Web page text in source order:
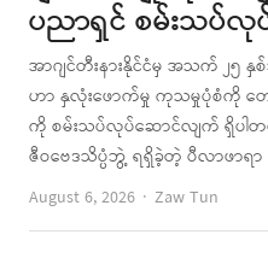
ပညာရှင် စမ်းသပ်လု
အာဂျင်တီးနားနိုင်ငံမှ အသက် ၂၅
ဟာ နှလုံးဖောက်မှု ကုသမှုပုံစံကို တေ
ကို စမ်းသပ်လုပ်ဆောင်လျက် ရှိပါတယ်
ဇီဝဗေဒသိပ္ပံဘွဲ့ ရရှိခဲ့တဲ့ ပီလာဖာရာ
August 6, 2026
Author
Zaw Tun